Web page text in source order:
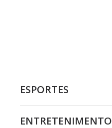
ESPORTES
ENTRETENIMENTO